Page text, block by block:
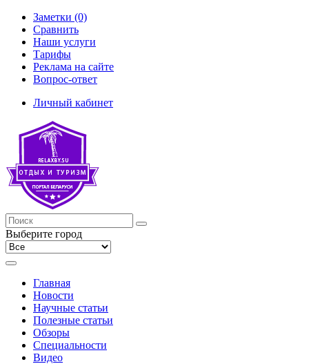
Заметки (0)
Сравнить
Наши услуги
Тарифы
Реклама на сайте
Вопрос-ответ
Личный кабинет
Выберите город
Главная
Новости
Научные статьи
Полезные статьи
Обзоры
Специальности
Видео